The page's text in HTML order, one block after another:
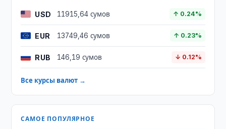
USD 11915,64 сумов ↑ 0.24%
EUR 13749,46 сумов ↑ 0.23%
RUB 146,19 сумов ↓ 0.12%
Все курсы валют →
САМОЕ ПОПУЛЯРНОЕ